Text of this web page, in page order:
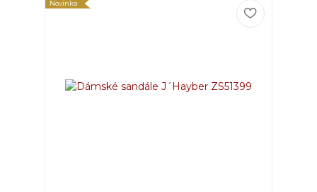
Novinka